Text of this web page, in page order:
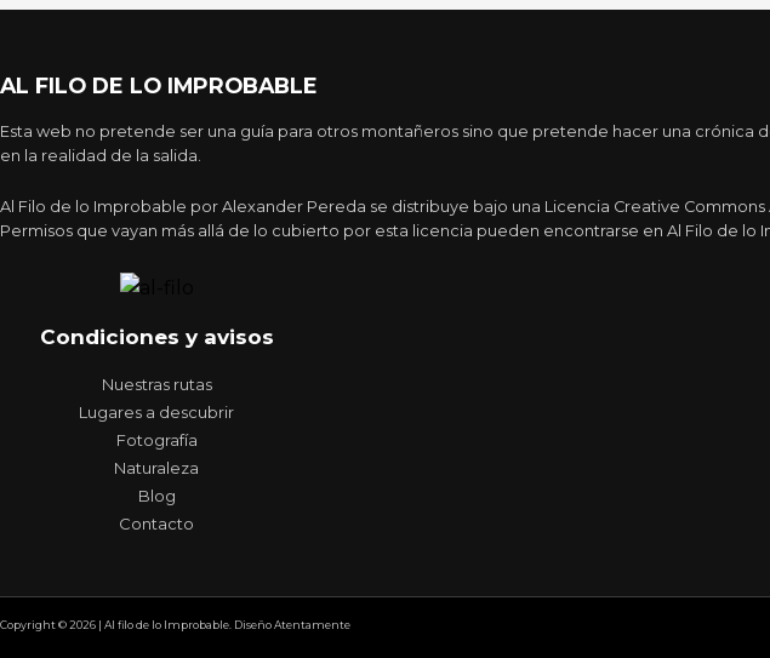
AL FILO DE LO IMPROBABLE
Esta web no pretende ser una guía para otros montañeros sino que pretende hacer una crónica
en la realidad de la salida.
Al Filo de lo Improbable por Alexander Pereda se distribuye bajo una Licencia Creative
Permisos que vayan más allá de lo cubierto por esta licencia pueden encontrarse en Al Filo de lo
Condiciones y avisos
Nuestras rutas
Lugares a descubrir
Fotografía
Naturaleza
Blog
Contacto
Copyright © 2026 | Al filo de lo Improbable. Diseño Atentamente